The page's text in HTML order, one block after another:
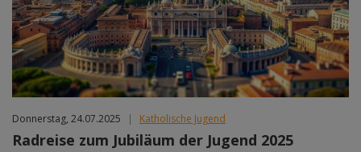
Dez 2026
Jan 2027
Feb 2027
Mär 2027
Apr 2027
Mai 2027
Jun 2027
Donnerstag, 24.07.2025 | Katholische Jugend
Radreise zum Jubiläum der Jugend 2025